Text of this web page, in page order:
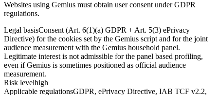
Websites using Gemius must obtain user consent under GDPR
regulations.
Legal basisConsent (Art. 6(1)(a) GDPR + Art. 5(3) ePrivacy
Directive) for the cookies set by the Gemius script and for the joint
audience measurement with the Gemius household panel.
Legitimate interest is not admissible for the panel based profiling,
even if Gemius is sometimes positioned as official audience
measurement.
Risk levelhigh
Applicable regulationsGDPR, ePrivacy Directive, IAB TCF v2.2,